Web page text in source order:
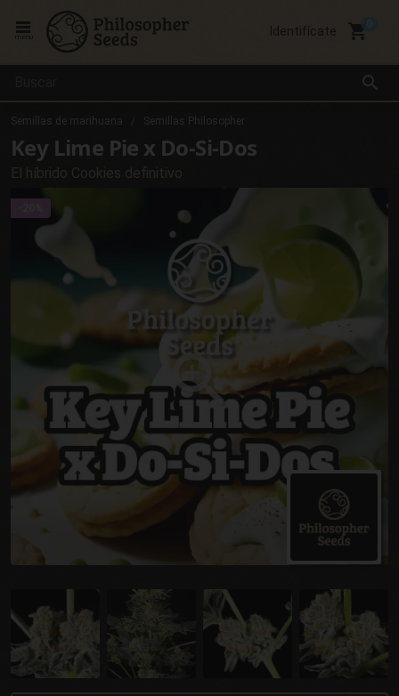
search
Identifícate local_grocery_store
Semillas de marihuana Semillas Philosopher
Key Lime Pie x Do-Si-Dos
El híbrido Cookies definitivo